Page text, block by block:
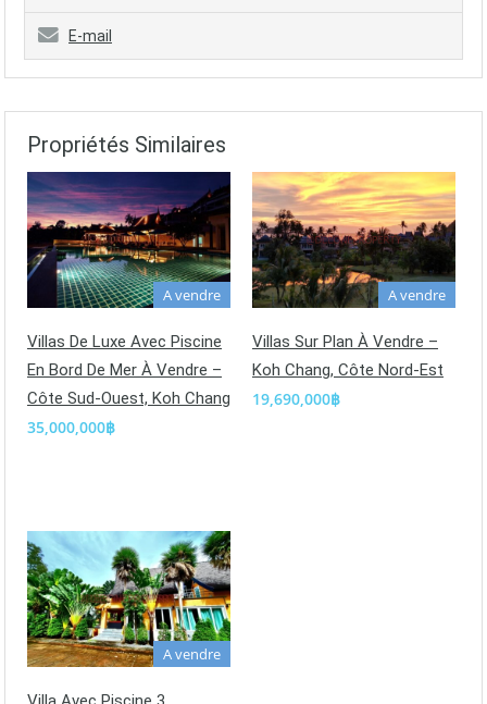
E-mail
Propriétés Similaires
A vendre
Villas De Luxe Avec Piscine
En Bord De Mer À Vendre –
Côte Sud-Ouest, Koh Chang
35,000,000฿
A vendre
Villas Sur Plan À Vendre –
Koh Chang, Côte Nord-Est
19,690,000฿
A vendre